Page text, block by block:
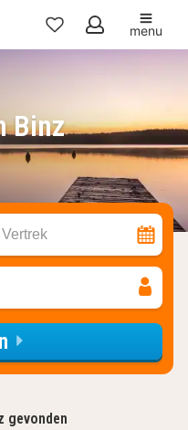
Mijn
menu
Binz
Vertrek
gevonden